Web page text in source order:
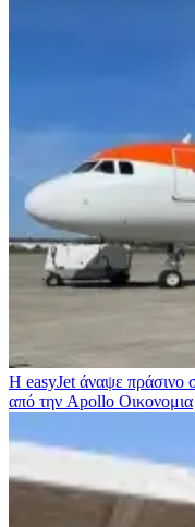
Η easyJet άναψε πράσινο
από την Apollo Οικονομια